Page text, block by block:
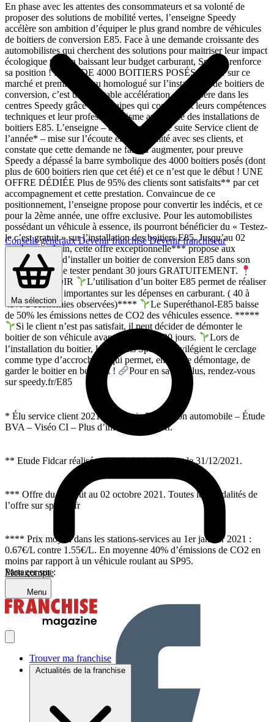
Conseils générauxDevenir franchiséDevenir franchiseur
Ma sélection
Mon compte
Menu
Trouver ma franchise
Actualités de la franchise
En phase avec les attentes des consommateurs et sa volonté de
proposer des solutions de mobilité vertes, l’enseigne Speedy
accélère son ambition d’équiper le plus grand nombre de véhicules
de boitiers de conversion E85. Face à une demande croissante des
automobilistes qui cherchent des solutions pour maitriser leur impact
écologique tout en baissant leur budget carburant, Speedy renforce
sa position ! PLUS DE 4000 BOITIERS POSÉS Leader sur ce
marché et premier réseau homologué sur l’installation de boitiers de
conversion, c’est une véritable accélération qui s’opère dans les
centres Speedy grâce aux équipes qui confirment leurs compétences
techniques et leur professionnalisme au service des installations de
boitiers E85. L’enseigne – élue 7 années de suite Service client de
l’année* – mise sur l’écoute et la proximité avec ses clients, et
constate que cette demande ne fait qu’augmenter, pour preuve
Speedy a dépassé la barre symbolique des 4000 boitiers posés (dont
plus de 600 boitiers rien que cet été) et ce n’est que le début ! UNE
OFFRE DÉDIÉE Plus de 95% des clients sont satisfaits** par cet
accompagnement et cette prestation. Convaincue de ce
positionnement, l’enseigne propose pour convertir les indécis, et ce
pour la 2ème année, une offre exclusive. Pour les automobilistes
possédant un véhicule à essence, ils pourront bénéficier du « Testez-
le c’est gratuit » sur l’installation des boitiers E85. Jusqu’au 02
octobre prochain, cette offre exceptionnelle*** propose aux
automobilistes d’installer un boitier de conversion E85 dans son
véhicule et de le tester pendant 30 jours GRATUITEMENT.
BON A SAVOIR
L’utilisation d’un boiter E85 permet de réaliser
des économies importantes sur les dépenses en carburant. ( 40 à
45% d’économies observées)****
Le Superéthanol-E85 baisse
de 50% les émissions nettes de CO2 des véhicules essence. *****
Si le client n’est pas satisfait, il peut décider de démonter le
boitier de son véhicule avant le délai des 30 jours.
Lors de
l’installation du boitier, les experts Speedy privilégient le cerclage
comme type d’accroche ce qui permet, en cas de démontage, de
garder le boitier en bon état !
Pour en savoir plus, rendez-vous
sur speedy.fr/E85
* Élu service client 2021. Catégorie Réparation automobile – Étude
BVA – Viséo CI – Plus d’infos sur escda.fr.
** Etude Fidcar réalisée entre le 01/01/2021 et le 31/12/2021.
*** Offre du 16 août au 02 octobre 2021. Toutes les modalités de
l’offre sur speedy.fr
**** Prix moyen dans les stations-services au 1er janvier 2021 :
0.67€/L contre 1.55€/L. En moyenne 40% d’émissions de CO2 en
moins par rapport à un véhicule roulant au SP95.
Partager sur :